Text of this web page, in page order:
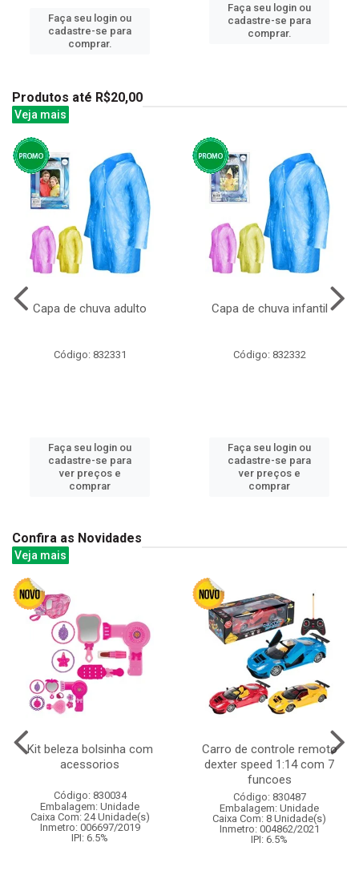
Faça seu login ou
cadastre-se para
comprar.
Faça seu login ou
cadastre-se para
comprar.
Produtos até R$20,00
Veja mais
Capa de chuva adulto
Código: 832331
Faça seu login ou
cadastre-se para
ver preços e
comprar
Capa de chuva infantil
Código: 832332
Faça seu login ou
cadastre-se para
ver preços e
comprar
Confira as Novidades
Veja mais
Kit beleza bolsinha com
acessorios
Código: 830034
Embalagem: Unidade
Caixa Com: 24 Unidade(s)
Inmetro: 006697/2019
IPI: 6.5%
Carro de controle remoto
dexter speed 1:14 com 7
funcoes
Código: 830487
Embalagem: Unidade
Caixa Com: 8 Unidade(s)
Inmetro: 004862/2021
IPI: 6.5%